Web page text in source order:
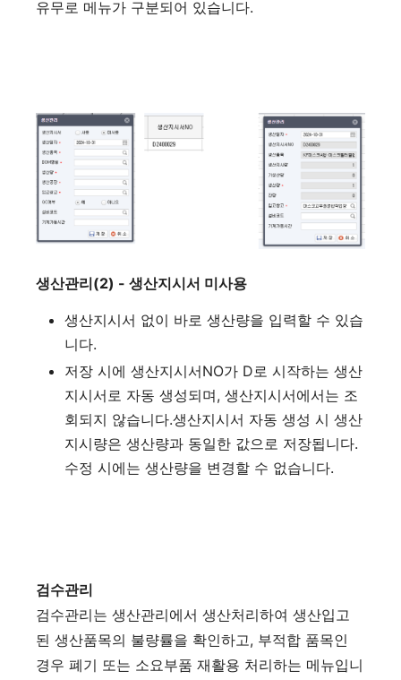
유무로 메뉴가 구분되어 있습니다.
생산관리(2) - 생산지시서 미사용
생산지시서 없이 바로 생산량을 입력할 수 있습
니다.
저장 시에 생산지시서NO가 D로 시작하는 생산
지시서로 자동 생성되며, 생산지시서에서는 조
회되지 않습니다.생산지시서 자동 생성 시 생산
지시량은 생산량과 동일한 값으로 저장됩니다.
수정 시에는 생산량을 변경할 수 없습니다.
검수관리
검수관리는 생산관리에서 생산처리하여 생산입고
된 생산품목의 불량률을 확인하고, 부적합 품목인
경우 폐기 또는 소요부품 재활용 처리하는 메뉴입니